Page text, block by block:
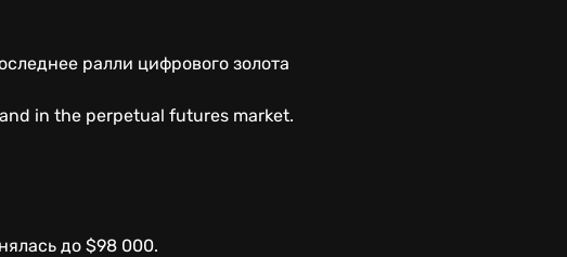
ралли цифрового золота
in the perpetual futures market.
до $98 000.